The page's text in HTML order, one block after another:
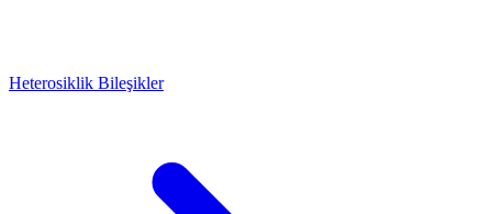
Heterosiklik Bileşikler